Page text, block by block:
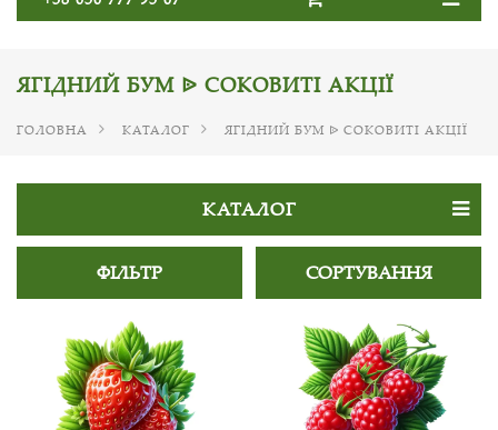
ЯГІДНИЙ БУМ ᐉ СОКОВИТІ АКЦІЇ
ГОЛОВНА КАТАЛОГ ЯГІДНИЙ БУМ ᐉ СОКОВИТІ АКЦІЇ
КАТАЛОГ
ФІЛЬТР СОРТУВАННЯ